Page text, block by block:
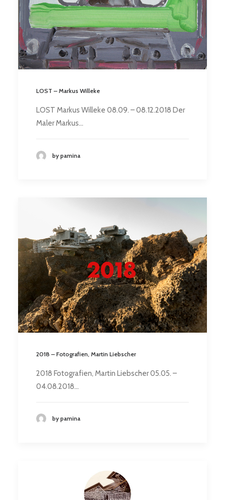
LOST – Markus Willeke
LOST Markus Willeke 08.09. – 08.12.2018 Der
Maler Markus…
by pamina
2018 – Fotografien, Martin Liebscher
2018 Fotografien, Martin Liebscher 05.05. –
04.08.2018…
by pamina